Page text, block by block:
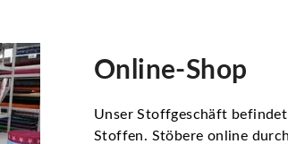
Online-Shop
Unser Stoffgeschäft
Stoffen. Stöbere online